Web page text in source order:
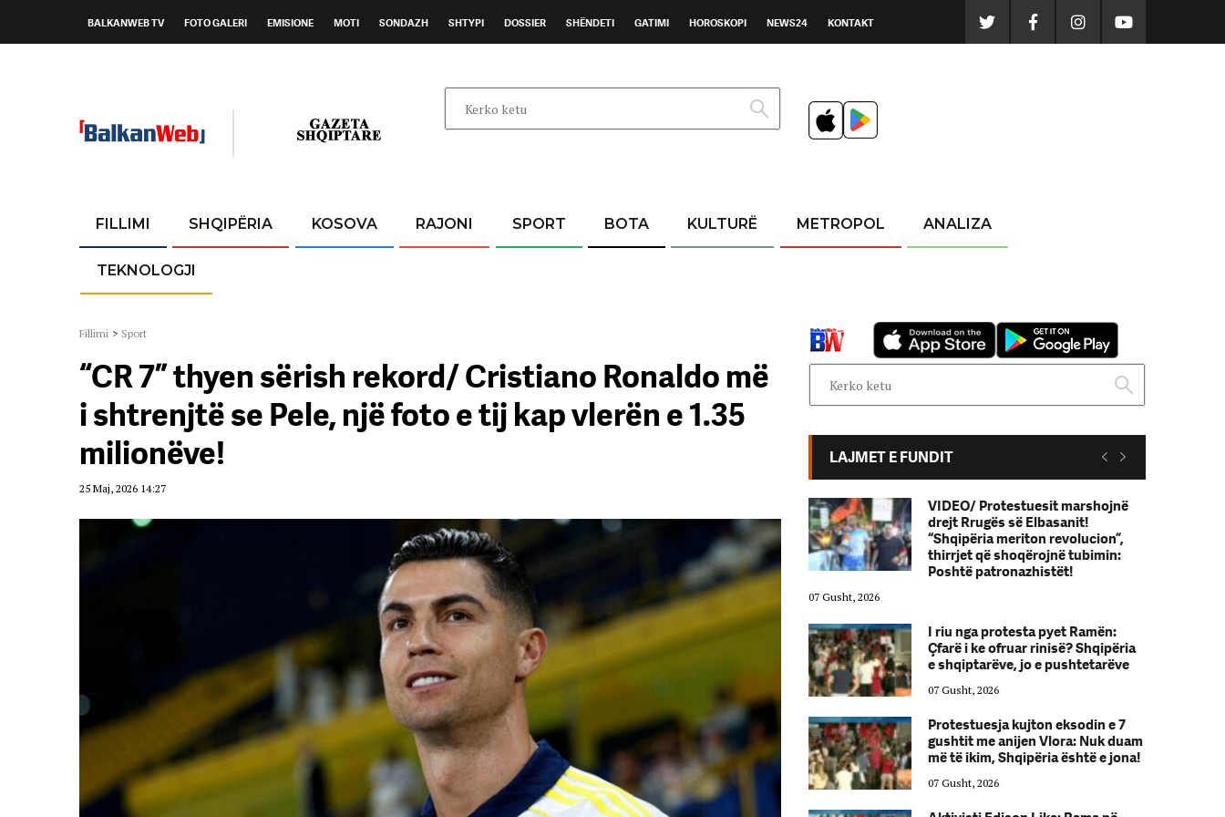
BALKANWEB TV FOTO GALERI EMISIONE MOTI SONDAZH SHTYPI DOSSIER SHËNDETI GATIMI HOROSKOPI NEWS24 KONTAKT
FILLIMI SHQIPËRIA KOSOVA RAJONI SPORT BOTA KULTURË METROPOL ANALIZA
TEKNOLOGJI
Fillimi > Sport
“CR 7” thyen sërish rekord/ Cristiano Ronaldo më
i shtrenjtë se Pele, një foto e tij kap vlerën e 1.35
milionëve!
25 Maj, 2026 14:27
LAJMET E FUNDIT
drejt Rrugës së Elbasanit!
“Shqipëria meriton revolucion”,
thirrjet që shoqërojnë tubimin:
Poshtë patronazhistët!
07 Gusht, 2026
I riu nga protesta pyet Ramën:
Çfarë i ke ofruar rinisë? Shqipëria
e shqiptarëve, jo e pushtetarëve
Protestuesja kujton eksodin e 7
gushtit me anijen Vlora: Nuk duam
më të ikim, Shqipëria është e jona!
07 Gusht, 2026
VIDEO/ Protestuesit marshojnë
drejt Rrugës së Elbasanit!
“Shqipëria meriton revolucion”,
thirrjet që shoqërojnë tubimin:
Poshtë patronazhistët!
07 Gusht, 2026
I riu nga protesta pyet Ramën:
Çfarë i ke ofruar rinisë? Shqipëria
e shqiptarëve, jo e pushtetarëve
07 Gusht, 2026
Protestuesja kujton eksodin e 7
gushtit me anijen Vlora: Nuk duam
më të ikim, Shqipëria është e jona!
07 Gusht, 2026